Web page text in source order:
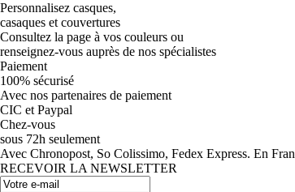
Personnalisez casques,
casaques et couvertures
Consultez la page à vos couleurs ou
renseignez-vous auprès de nos spécialistes
Paiement
100% sécurisé
Avec nos partenaires de paiement
CIC et Paypal
Chez-vous
sous 72h seulement
Avec Chronopost, So Colissimo, Fedex Express. En
RECEVOIR LA NEWSLETTER